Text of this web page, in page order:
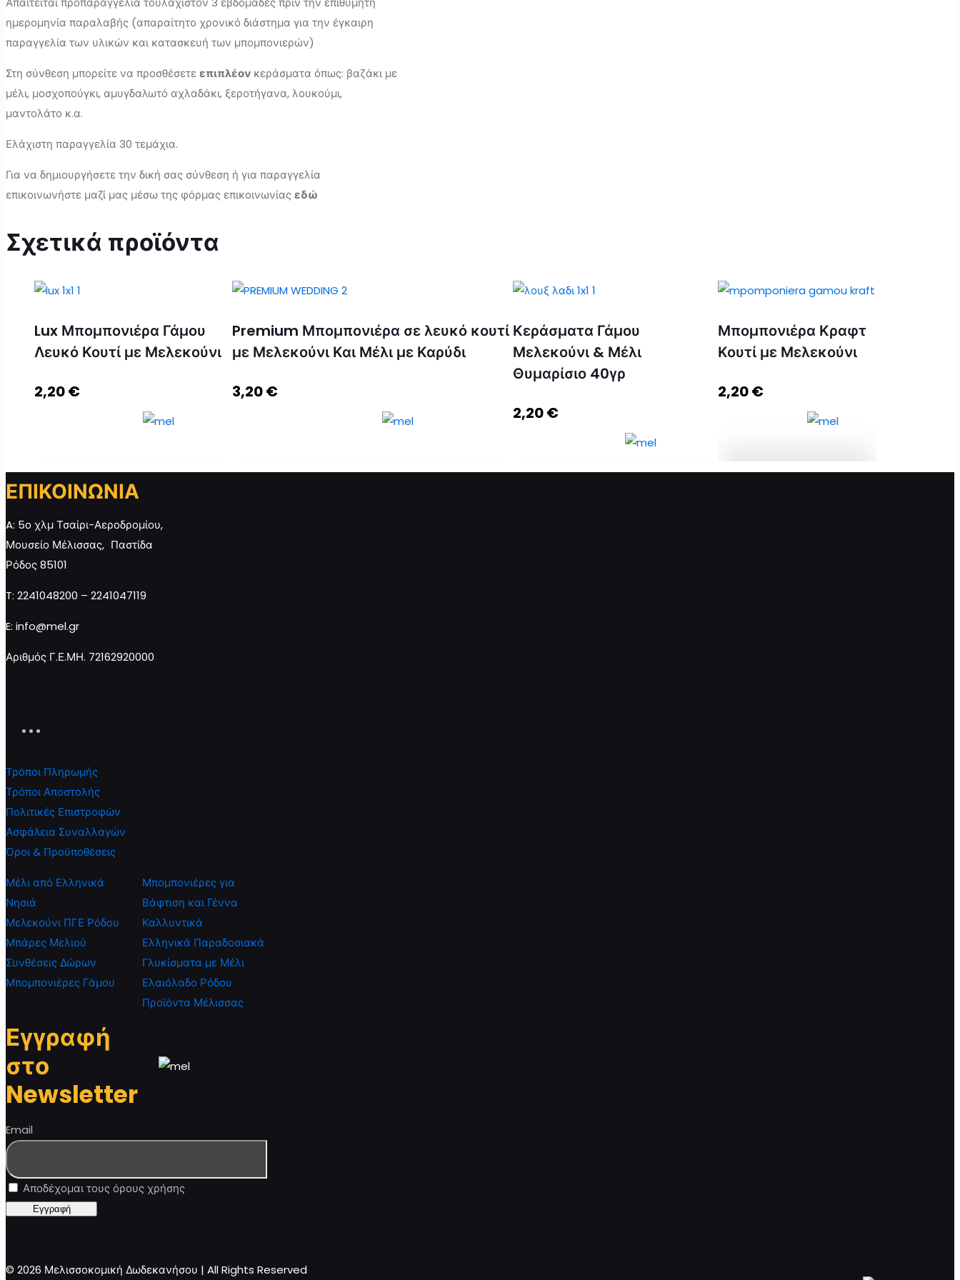
ημερομηνία παραλαβής (απαραίτητο χρονικό διάστημα για την έγκαιρη
παραγγελία των υλικών και κατασκευή των μπομπονιερών)
Στη σύνθεση μπορείτε να προσθέσετε επιπλέον κεράσματα όπως: βαζάκι με
μέλι, μοσχοπούγκι, αμυγδαλωτό αχλαδάκι, ξεροτήγανα, λουκούμι,
μαντολάτο κ.α.
Ελάχιστη παραγγελία 30 τεμάχια.
Για να δημιουργήσετε την δική σας σύνθεση ή για παραγγελία
επικοινωνήστε μαζί μας μέσω της φόρμας επικοινωνίαςεδώ
Σχετικά προϊόντα
Lux Μπομπονιέρα Γάμου
Λευκό Κουτί με Μελεκούνι
2,20€
Lux Μπομπονιέρα Γάμου Λευκό
Κουτί με Μελεκούνι ποσότητα
Premium Μπομπονιέρα σε λευκό κουτί
με Μελεκούνι Και Μέλι με Καρύδι
3,20€
Κεράσματα Γάμου
Μελεκούνι & Μέλι
Θυμαρίσιο 40γρ
2,20€
Μπομπονιέρα Κραφτ
Κουτί με Μελεκούνι
2,20€
ΕΠΙΚΟΙΝΩΝΙΑ
A: 5ο χλμ Τσαίρι-Αεροδρομίου,
Μουσείο Μέλισσας, Παστίδα
Ρόδος 85101
T: 2241048200 – 2241047119
E: info@mel.gr
Αριθμός Γ.Ε.ΜΗ. 72162920000
Τρόποι Πληρωμής
Τρόποι Αποστολής
Πολιτικές Επιστροφών
Ασφάλεια Συναλλαγών
Όροι & Προϋποθέσεις
Μέλι από Ελληνικά
Νησιά
Μελεκούνι ΠΓΕ Ρόδου
Μπάρες Μελιού
Συνθέσεις Δώρων
Μπομπονιέρες Γάμου
Μπομπονιέρες για
Βάφτιση και Γέννα
Καλλυντικά
Ελληνικά Παραδοσιακά
Γλυκίσματα με Μέλι
Ελαιόλαδο Ρόδου
Προϊόντα Μέλισσας
Εγγραφή
στο
Newsletter
Email
Αποδέχομαι τους όρους χρήσης
© 2026 Μελισσοκομική Δωδεκανήσου | All Rights Reserved